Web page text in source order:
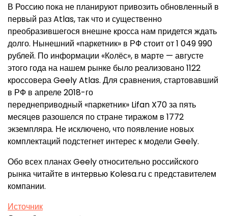
В Россию пока не планируют привозить обновленный в
первый раз Atlas, так что и существенно
преобразившегося внешне кросса нам придется ждать
долго. Нынешний «паркетник» в РФ стоит от 1 049 990
рублей. По информации «Колёс», в марте — августе
этого года на нашем рынке было реализовано 1122
кроссовера Geely Atlas. Для сравнения, стартовавший
в РФ в апреле 2018-го
переднеприводный «паркетник» Lifan X70 за пять
месяцев разошелся по стране тиражом в 1772
экземпляра. Не исключено, что появление новых
комплектаций подстегнет интерес к модели Geely.
Обо всех планах Geely относительно российского
рынка читайте в интервью Kolesa.ru с представителем
компании.
Источник